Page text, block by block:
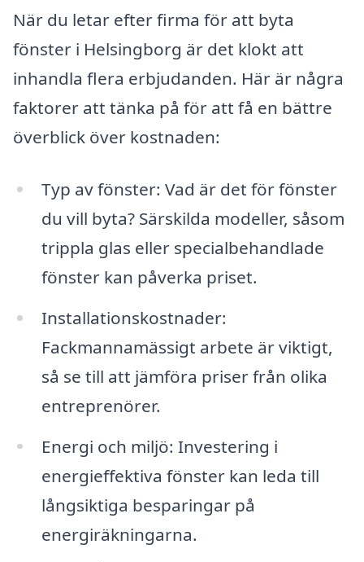
När du letar efter firma för att byta
fönster i Helsingborg är det klokt att
inhandla flera erbjudanden. Här är några
faktorer att tänka på för att få en bättre
överblick över kostnaden:
Typ av fönster: Vad är det för fönster
du vill byta? Särskilda modeller, såsom
trippla glas eller specialbehandlade
fönster kan påverka priset.
Installationskostnader:
Fackmannamässigt arbete är viktigt,
så se till att jämföra priser från olika
entreprenörer.
Energi och miljö: Investering i
energieffektiva fönster kan leda till
långsiktiga besparingar på
energiräkningarna.